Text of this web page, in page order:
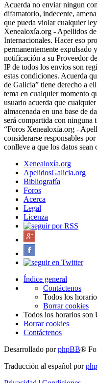
Acuerda no enviar ningun
difamatorio, indecente,
que pueda violar cualquier
Xenealoxía.org - Apellidos
Internacionales. Hacer eso
permanentemente expulsado
notificación a su Proveedor
IP de todos los envíos son
estas condiciones. Acuerda
de Galicia” tiene derecho a
tema en cualquier momento
usuario acuerda que
almacenada en una base de
será compartida con ninguna
“Foros Xenealoxía.org -
considerarse responsables
conlleve a que los datos sean
Xenealoxía.org
ApelidosGalicia.org
Bibliografía
Foros
Acerca
Legal
Licenza
Índice general
Contáctenos
Todos los
Borrar cookies
Todos los horarios son
Borrar cookies
Contáctenos
Desarrollado porphpBB®
Traducción al español por